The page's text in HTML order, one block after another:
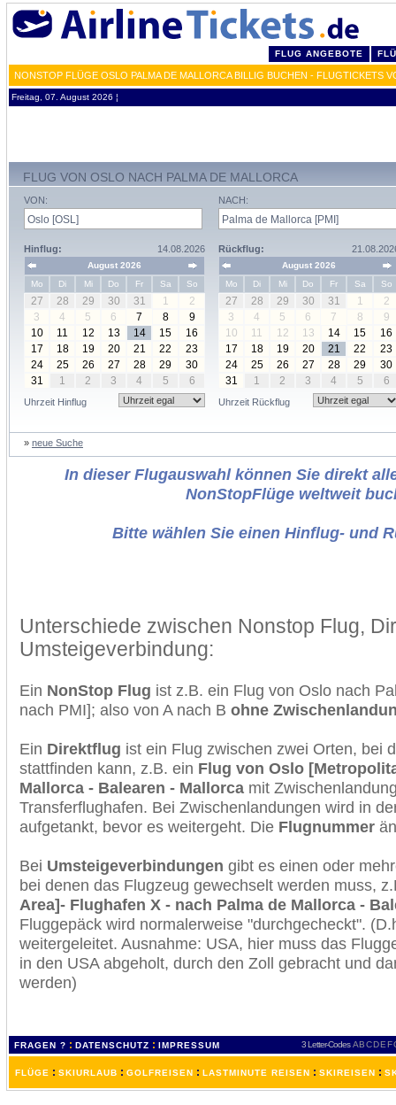
FLUG ANGEBOTE
NONSTOP FLÜGE OSLO PALMA DE MALLORCA BILLIG BUCHEN - FLUGTICKETS
Freitag, 07. August 2026 ¦
FLUG VON OSLO NACH PALMA DE MALLORCA
VON:
Hinflug: 14.08.2026
August 2026
Mo
Di Mi Do Fr Sa So
27 28 29 30 31 1
2
3
4 5 6 7 8
9
10
11 12 13 14 15
16
17
18 19 20 21 22
23
24
25 26 27 28 29
30
31
1 2 3 4 5 6
Uhrzeit Hinflug
NACH:
Rückflug:
August 2026
Mo
Di Mi Do Fr Sa So
27 28 29 30 31 1
2
3
4 5 6 7 8
9
10
11 12 13 14 15
16
17
18 19 20 21 22
23
24
25 26 27 28 29
30
31
1 2 3 4 5 6
Uhrzeit Rückflug
» neue Suche
In dieser Flugauswahl können Sie direkt
NonStopFlüge weltweit
Bitte wählen Sie einen Hinflug- und
Unterschiede zwischen Nonstop Flug,
Umsteigeverbindung:
Ein NonStop Flug ist z.B. ein Flug von Oslo nach
nach PMI]; also von A nach B ohne
Ein Direktflug ist ein Flug zwischen zwei Orten, bei
stattfinden kann, z.B. ein Flug von Oslo
Mallorca - Balearen - Mallorca mit
Transferflughafen. Bei Zwischenlandungen wird in
aufgetankt, bevor es weitergeht. Die Flugnummer
Bei Umsteigeverbindungen gibt es einen oder
bei denen das Flugzeug gewechselt werden muss,
Area]- Flughafen X - nach Palma de Mallorca -
Fluggepäck wird normalerweise "durchgecheckt".
weitergeleitet. Ausnahme: USA, hier muss das
in den USA abgeholt, durch den Zoll gebracht und
werden)
FRAGEN ? : DATENSCHUTZ : IMPRESSUM 3 Letter-Codes ABCDEF
FLÜGE : SKIURLAUB : GOLFREISEN : LASTMINUTE REISEN : SKIREISEN :